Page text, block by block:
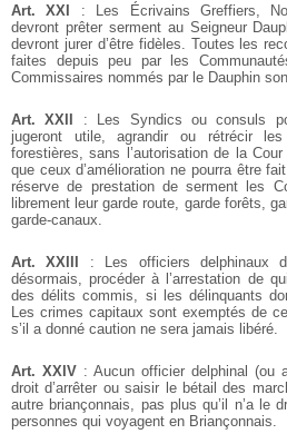
Art. XXI : Les Écrivains Greffiers,
devront prêter serment au Seigneur
devront jurer d’être fidèles. Toutes les
faites depuis peu par les
Commissaires nommés par le Dauphin
Art. XXII : Les Syndics ou consuls
jugeront utile, agrandir ou rétrécir
forestières, sans l’autorisation de la
que ceux d’amélioration ne pourra être
réserve de prestation de serment les
librement leur garde route, garde forêts,
garde-canaux.
Art. XXIII : Les officiers delphinaux
désormais, procéder à l’arrestation de
des délits commis, si les délinquants
Les crimes capitaux sont exemptés de
s’il a donné caution ne sera jamais libéré.
Art. XXIV : Aucun officier delphinal (ou
droit d’arrêter ou saisir le bétail des
autre briançonnais, pas plus qu’il n’a le
personnes qui voyagent en Briançonnais.